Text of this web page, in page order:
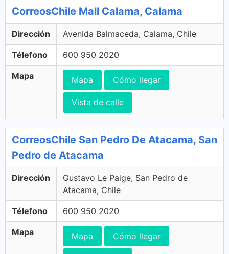
CorreosChile Mall Calama, Calama
Dirección Avenida Balmaceda, Calama, Chile
Télefono 600 950 2020
Mapa Mapa Cómo llegar
Vista de calle
CorreosChile San Pedro De Atacama, San
Pedro de Atacama
Dirección
Gustavo Le Paige, San Pedro de
Atacama, Chile
Télefono 600 950 2020
Mapa Mapa Cómo llegar